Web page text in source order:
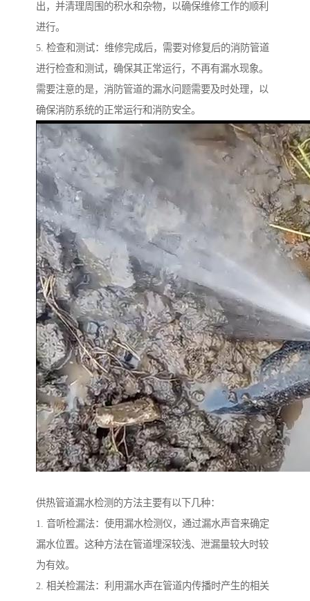
出，并清理周围的积水和杂物，以确保维修工作的顺利
进行。
5. 检查和测试：维修完成后，需要对修复后的消防管道
进行检查和测试，确保其正常运行，不再有漏水现象。
需要注意的是，消防管道的漏水问题需要及时处理，以
确保消防系统的正常运行和消防安全。
供热管道漏水检测的方法主要有以下几种：
1. 音听检漏法：使用漏水检测仪，通过漏水声音来确定
漏水位置。这种方法在管道埋深较浅、泄漏量较大时较
为有效。
2. 相关检漏法：利用漏水声在管道内传播时产生的相关